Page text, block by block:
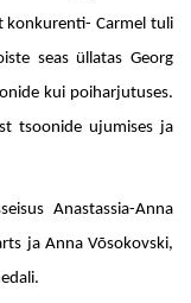
konkurenti- Carmel tuli
seas üllatas Georg
kui poiharjutuses.
tsoonide ujumises ja
Anastassia-Anna
ja Anna Võsokovski,